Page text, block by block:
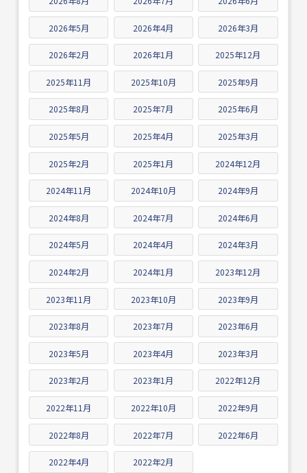
2026年5月 2026年4月 2026年3月
2026年2月 2026年1月 2025年12月
2025年11月 2025年10月 2025年9月
2025年8月 2025年7月 2025年6月
2025年5月 2025年4月 2025年3月
2025年2月 2025年1月 2024年12月
2024年11月 2024年10月 2024年9月
2024年8月 2024年7月 2024年6月
2024年5月 2024年4月 2024年3月
2024年2月 2024年1月 2023年12月
2023年11月 2023年10月 2023年9月
2023年8月 2023年7月 2023年6月
2023年5月 2023年4月 2023年3月
2023年2月 2023年1月 2022年12月
2022年11月 2022年10月 2022年9月
2022年8月 2022年7月 2022年6月
2022年4月 2022年2月